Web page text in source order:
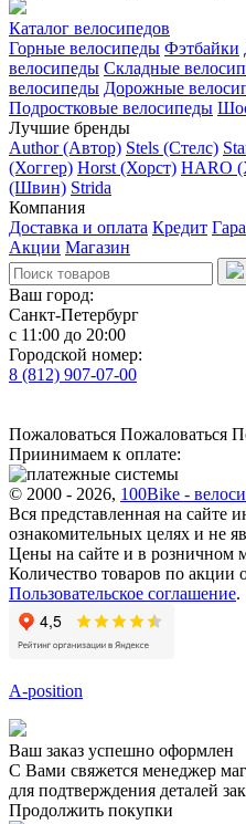
Каталог велосипедов
Горные велосипеды Фэтбайки
велосипеды Складные
велосипеды Дорожные
Подростковые велосипеды
Лучшие бренды
Author (Автор) Stels (Стелс)
(Хоггер) Horst (Хорст) HARO
(Швин) Strida
Компания
Доставка и оплата Кредит
Акции Магазин
Ваш город:
Санкт-Петербург
с 11:00 до 20:00
Городской номер:
8 (812) 907-07-00
Пожаловаться Пожаловаться
Приинимаем к оплате:
© 2000 - 2026, 100Bike -
Вся представленная на сайте
ознакомительных целях и не
Цены на сайте и в розничном
Количество товаров по акции
Пользовательское соглашение.
A-position
Ваш заказ успешно оформлен
С Вами свяжется менеджер
для подтверждения деталей
Продолжить покупки